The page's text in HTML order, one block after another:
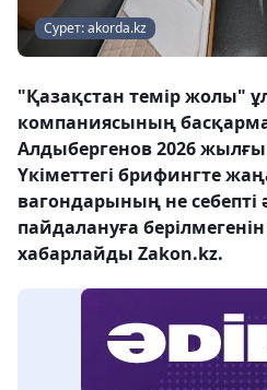
Сурет: akorda.kz
"Қазақстан темір жолы"
компаниясының басқарма
Алдыбергенов 2026
Үкіметтегі брифингте
вагондарының не себепті
пайдалануға берілмегенін
хабарлайды Zakon.kz.